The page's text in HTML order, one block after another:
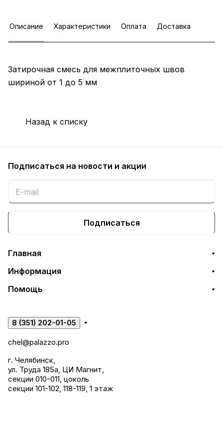
Описание Характеристики Оплата Доставка
Затирочная смесь для межплиточных швов
шириной от 1 до 5 мм
Назад к списку
Подписаться на новости и акции
Подписаться
Главная
Информация
Помощь
8 (351) 202-01-05
chel@palazzo.pro
г. Челябинск,
ул. Труда 185а, ЦИ Магнит,
секции 010-011, цоколь
секции 101-102, 118-119, 1 этаж